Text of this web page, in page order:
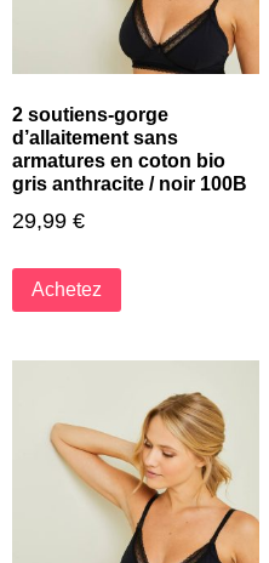
2 soutiens-gorge
d’allaitement sans
armatures en coton bio
gris anthracite / noir 100B
29,99 €
Achetez